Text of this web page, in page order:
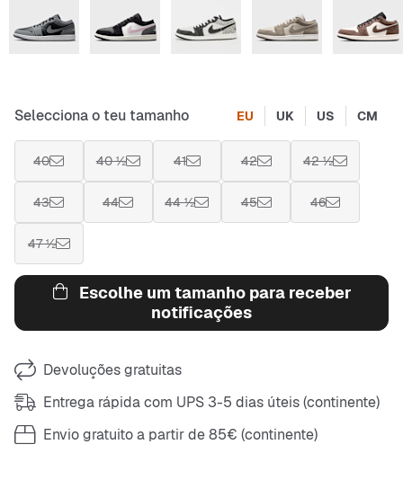
Selecciona o teu tamanho EU UK US CM
40 40 ½ 41 42 42 ½
43 44 44 ½ 45 46
47 ½
Escolhe um tamanho para receber
notificações
Devoluções gratuitas
Entrega rápida com UPS 3-5 dias úteis (continente)
Envio gratuito a partir de 85€ (continente)